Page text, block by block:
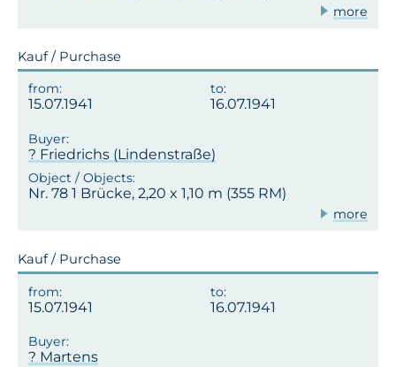
more
Kauf / Purchase
15.07.1941 16.07.1941
? Friedrichs (Lindenstraße)
Nr. 78 1 Brücke, 2,20 x 1,10 m (355 RM)
more
Kauf / Purchase
15.07.1941 16.07.1941
? Martens